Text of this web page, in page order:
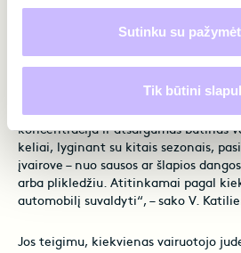
Sutinku su
Tik būtini
Pasak V. Katilienės, padidėję eismo
tamsiuoju paros metu, parodo, jog
trūksta žinių, kaip elgtis kelyje esant
koncentracija ir atsargumas būtinas
keliai, lyginant su kitais sezonais,
įvairove – nuo sausos ar šlapios
arba plikledžiu. Atitinkamai pagal
automobilį suvaldyti“, – sako V.
Jos teigimu, kiekvienas vairuotojo